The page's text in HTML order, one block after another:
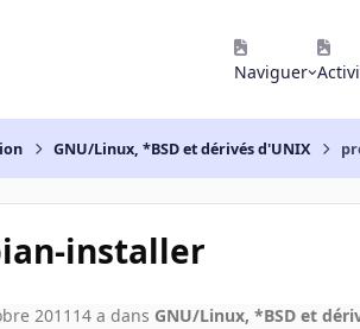
Naviguer
GNU/Linux, *BSD et dérivés d'UNIX
installer
2011 14 a dans GNU/Linux, *BSD et